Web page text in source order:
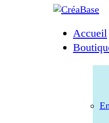
Accueil